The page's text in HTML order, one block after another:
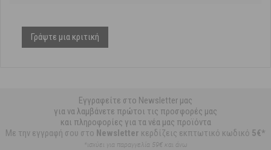
Γράψτε μια κριτική
Εγγραφείτε στο Newsletter μας
για να λαμβάνετε πρώτοι τις προσφορές μας
και πληροφορίες για τα νέα μας προϊόντα
Με την εγγραφή σου στο Newsletter κερδίζεις εκπτωτικό κωδικό 5€*
*ισχύει για παραγγελία 59€ και άνω